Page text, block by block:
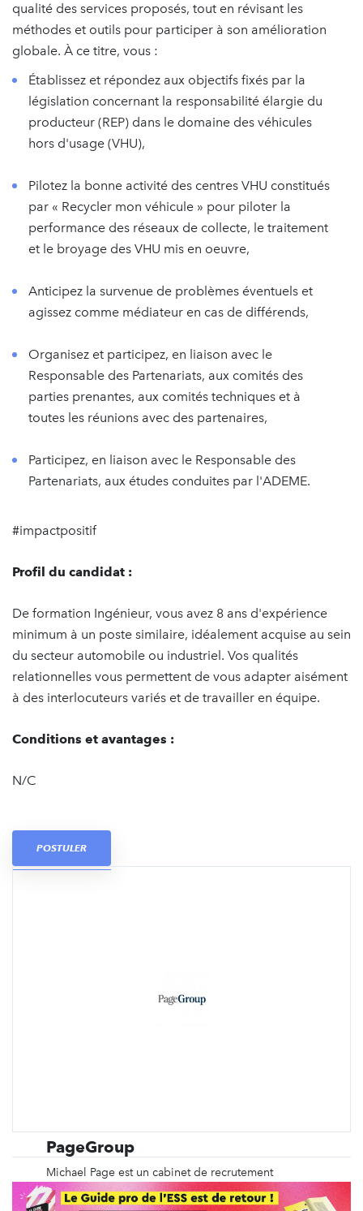
qualité des services proposés, tout en révisant les
méthodes et outils pour participer à son amélioration
globale. À ce titre, vous :
Établissez et répondez aux objectifs fixés par la
législation concernant la responsabilité élargie du
producteur (REP) dans le domaine des véhicules
hors d'usage (VHU),
Pilotez la bonne activité des centres VHU constitués
par « Recycler mon véhicule » pour piloter la
performance des réseaux de collecte, le traitement
et le broyage des VHU mis en oeuvre,
Anticipez la survenue de problèmes éventuels et
agissez comme médiateur en cas de différends,
Organisez et participez, en liaison avec le
Responsable des Partenariats, aux comités des
parties prenantes, aux comités techniques et à
toutes les réunions avec des partenaires,
Participez, en liaison avec le Responsable des
Partenariats, aux études conduites par l'ADEME.
#impactpositif
Profil du candidat :
De formation Ingénieur, vous avez 8 ans d'expérience
minimum à un poste similaire, idéalement acquise au sein
du secteur automobile ou industriel. Vos qualités
relationnelles vous permettent de vous adapter aisément
à des interlocuteurs variés et de travailler en équipe.
Conditions et avantages :
N/C
POSTULER
PageGroup
Michael Page est un cabinet de recrutement
spécialisé depuis plus de 40 ans dans le
recrutement en CDI, en intérim, en management de